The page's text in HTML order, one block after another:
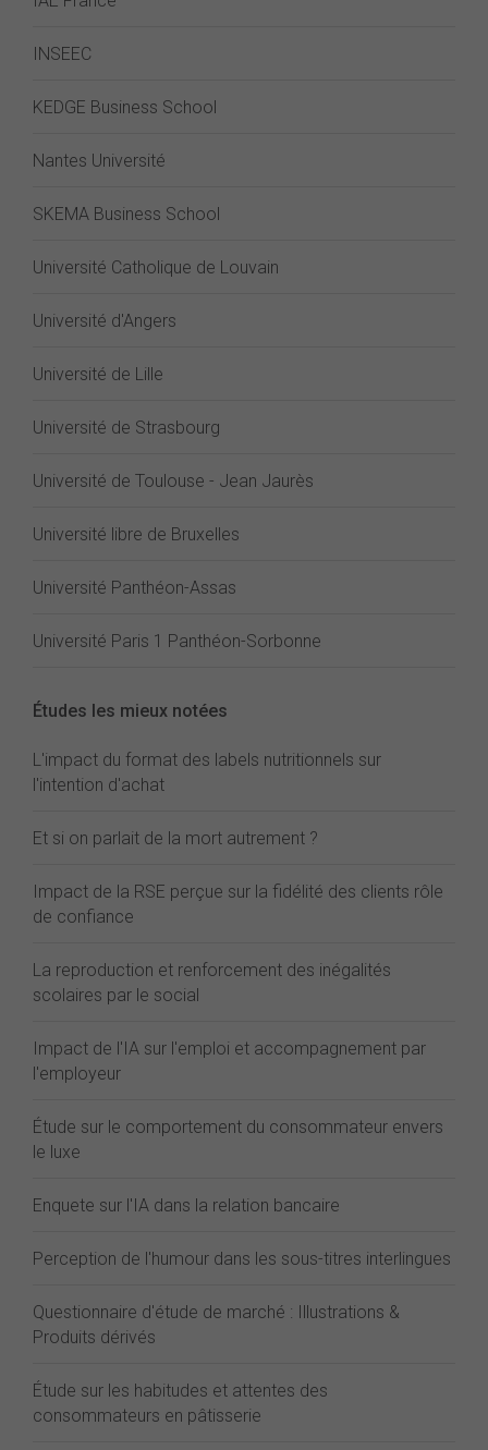
INSEEC
KEDGE Business School
Nantes Université
SKEMA Business School
Université Catholique de Louvain
Université d'Angers
Université de Lille
Université de Strasbourg
Université de Toulouse - Jean Jaurès
Université libre de Bruxelles
Université Panthéon-Assas
Université Paris 1 Panthéon-Sorbonne
Études les mieux notées
L'impact du format des labels nutritionnels sur
l'intention d'achat
Et si on parlait de la mort autrement ?
Impact de la RSE perçue sur la fidélité des clients rôle
de confiance
La reproduction et renforcement des inégalités
scolaires par le social
Impact de l'IA sur l'emploi et accompagnement par
l'employeur
Étude sur le comportement du consommateur envers
le luxe
Enquete sur l'IA dans la relation bancaire
Perception de l'humour dans les sous-titres interlingues
Questionnaire d'étude de marché : Illustrations &
Produits dérivés
Étude sur les habitudes et attentes des
consommateurs en pâtisserie